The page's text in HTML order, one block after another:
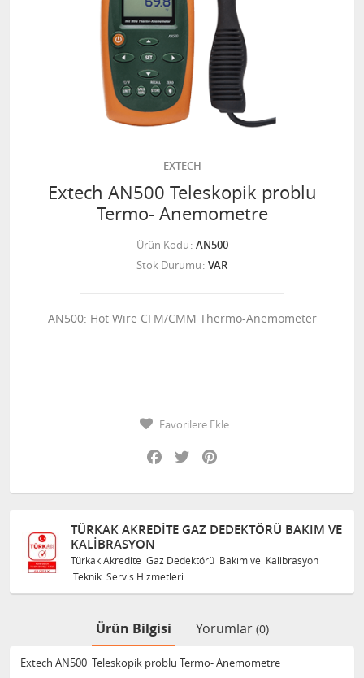
EXTECH
Extech AN500 Teleskopik problu
Termo- Anemometre
Ürün Kodu AN500
Stok Durumu VAR
AN500: Hot Wire CFM/CMM Thermo-Anemometer
Favorilere Ekle
Facebook
Twitter
TÜRKAK AKREDITE GAZ DEDEKTÖRÜ BAKIM VE
KALIBRASYON
Türkak Akredite Gaz Dedektörü Bakım ve Kalibrasyon
Teknik Servis Hizmetleri
Ürün Bilgisi Yorumlar (0)
Extech AN500 Teleskopik problu Termo- Anemometre